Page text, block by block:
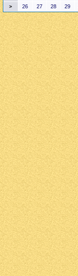
> 26 27 28 29